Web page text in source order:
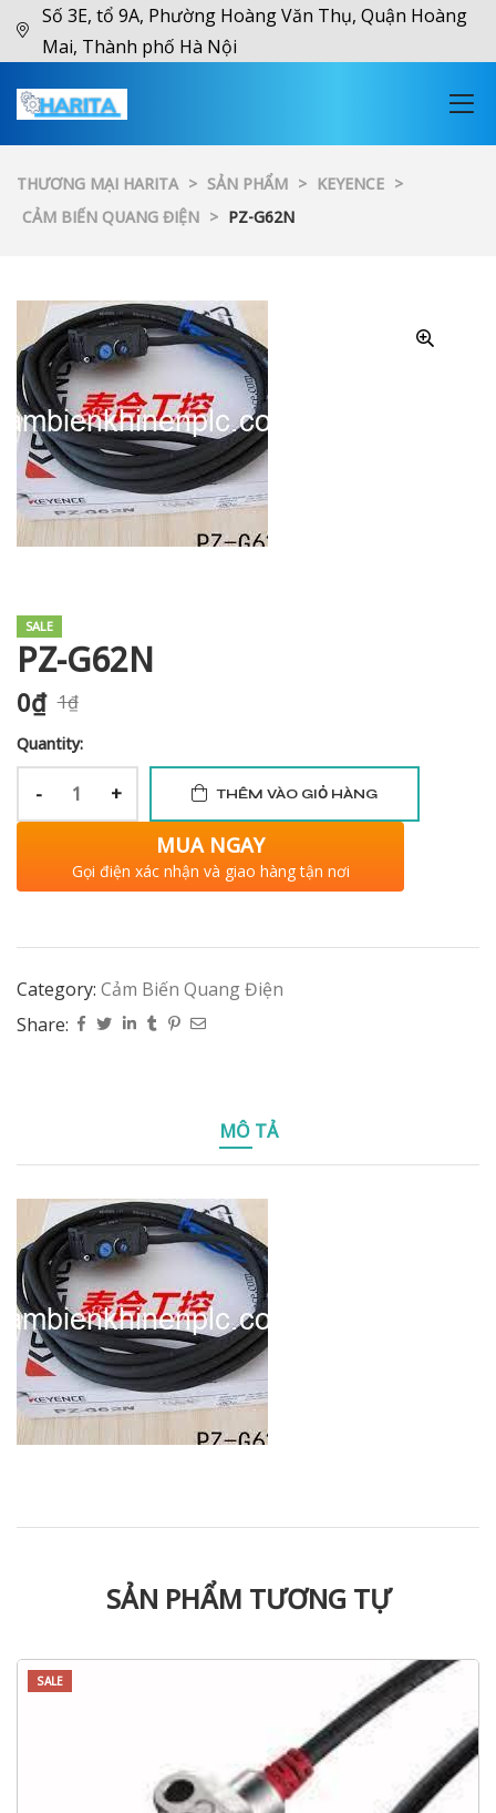
Số 3E, tổ 9A, Phường Hoàng Văn Thụ, Quận Hoàng
Mai, Thành phố Hà Nội
THƯƠNG MẠI HARITA > SẢN PHẨM > KEYENCE >
CẢM BIẾN QUANG ĐIỆN > PZ-G62N
SALE
PZ-G62N
1₫
0₫
Quantity:
- + THÊM VÀO GIỎ HÀNG
MUA NGAY
Gọi điện xác nhận và giao hàng tận nơi
Category: Cảm Biến Quang Điện
Share:
MÔ TẢ
SẢN PHẨM TƯƠNG TỰ
SALE